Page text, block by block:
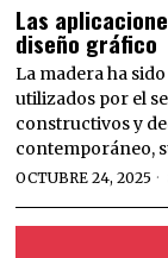
Las
diseño gráfico
La madera ha
utilizados por el
constructivos y
contemporáneo,
OCTUBRE 24, 2025